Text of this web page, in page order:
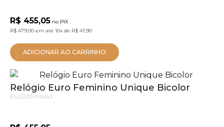
R$ 455,05 no PIX
R$ 479,00 em até 10x de R$ 47,90
ADICIONAR AO CARRINHO
Relógio Euro Feminino Unique Bicolor
EU2035YYX/4J